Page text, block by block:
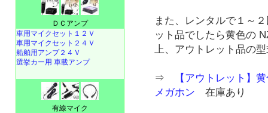
また、レンタルで１～
ット品でしたら黄色の
上、アウトレット品の
⇒
【アウトレット】
メガホン 在庫あり
ＤＣアンプ
車用マイクセット１２Ｖ
車用マイクセット２４Ｖ
船舶用アンプ２４Ｖ
選挙カー用 車載アンプ
有線マイク